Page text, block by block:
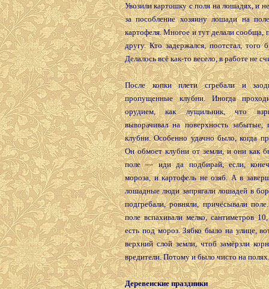
Увозили картошку с поля на лошадях, и
за пособление хозяину лошади на
картофеля. Многое и тут делали сообща,
другу. Кто задержался, поотстал, того
Делалось всё как-то весело, в работе не
После копки плети сгребали и
пропущенные клубни. Иногда
орудием, как лущильник, что
выворачивал на поверхность забытые,
клубни. Особенно удачно было, когда
Он обмоет клубни от земли, и они как
поле — иди да подбирай, если,
мороза, и картофель не озяб. А в
лошадные люди запрягали лошадей в
подгребали, ровняли, причёсывали
поле вспахивали мелко, сантиметров
есть под мороз. Зябко было на улице,
верхний слой земли, чтоб замёрзли
вредители. Потому и было чисто на полях.
Деревенские праздники